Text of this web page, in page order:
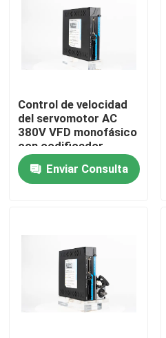
Sobre nosotros
Contactos
Vídeos
Inversor variable de la
Control de velocidad
del servomotor AC
380V VFD monofásico
con codificador
Enviar Consulta